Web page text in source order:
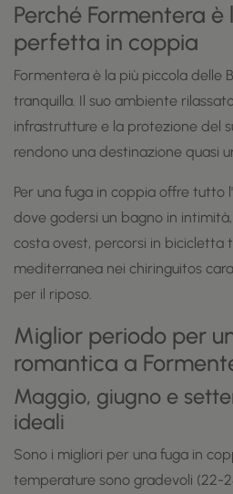
Perché Formentera
perfetta in coppia
Formentera è la più piccola delle
tranquilla. Il suo ambiente
infrastrutture e la protezione del
rendono una destinazione quasi
Per una fuga in coppia offre tutto
dove godersi un bagno in
costa ovest, percorsi in bicicletta
mediterranea nei chiringuitos
per il riposo.
Miglior periodo per
romantica a
Maggio, giugno e
ideali
Sono i migliori per una fuga in
temperature sono gradevoli (22-